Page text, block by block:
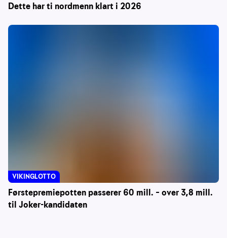
Dette har ti nordmenn klart i 2026
Førstepremiepotten passerer 60 mill. – over 3,8 mill.
til Joker-kandidaten
VIKINGLOTTO